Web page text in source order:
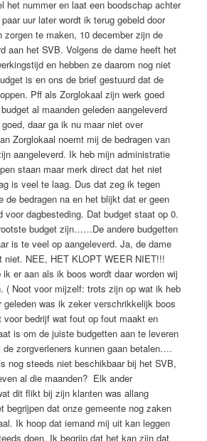
het nummer en laat een boodschap achter
uur later wordt ik terug gebeld door
zorgen te maken, 10 december zijn de
aan het SVB. Volgens de dame heeft het
en hebben ze daarom nog niet
is en ons de brief gestuurd dat de
Pff als Zorglokaal zijn werk goed
al maanden geleden aangeleverd
daar ga ik nu maar niet over
Zorglokaal noemt mij de bedragen van
aangeleverd. Ik heb mijn administratie
staan maar merk direct dat het niet
is veel te laag. Dus dat zeg ik tegen
de bedragen na en het blijkt dat er geen
voor dagbesteding. Dat budget staat op 0.
budget zijn……De andere budgetten
is te veel op aangeleverd. Ja, de dame
NEE, HET KLOPT WEER NIET!!!
er aan als ik boos wordt daar worden wij
( Noot voor mijzelf: trots zijn op wat ik heb
geleden was ik zeker verschrikkelijk boos
voor bedrijf wat fout op fout maakt en
is om de juiste budgetten aan te leveren
zorgverleners kunnen gaan betalen….
nog steeds niet beschikbaar bij het SVB,
al die maanden? Elk ander
dit flikt bij zijn klanten was allang
begrijpen dat onze gemeente nog zaken
Ik hoop dat iemand mij uit kan leggen
doen. Ik begrijp dat het kan zijn dat